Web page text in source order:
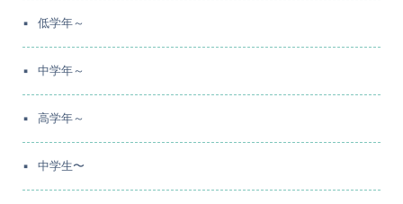
低学年～
中学年～
高学年～
中学生〜